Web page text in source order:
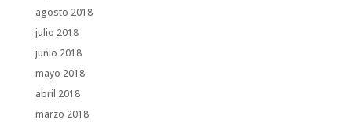
agosto 2018
julio 2018
junio 2018
mayo 2018
abril 2018
marzo 2018